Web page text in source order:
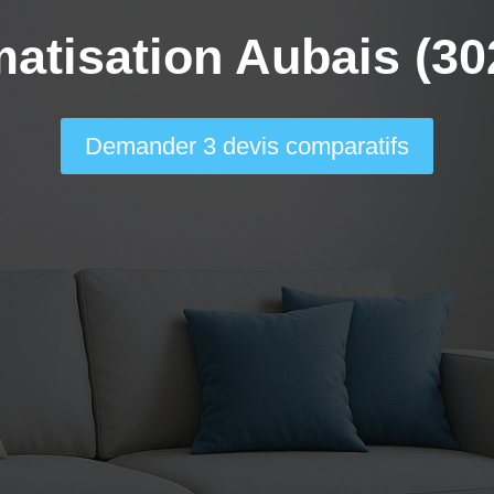
Aubais
Demander 3 devis comparatifs